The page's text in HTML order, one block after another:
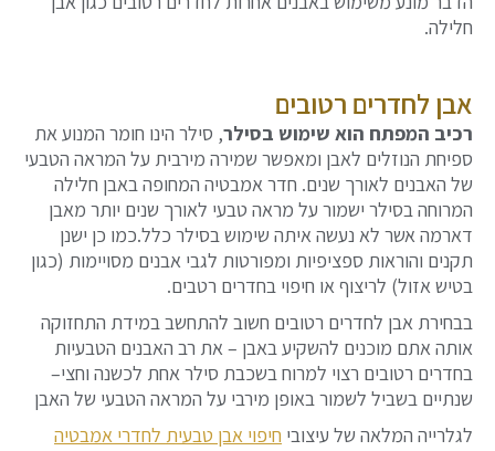
חלילה.
אבן לחדרים רטובים
רכיב המפתח הוא שימוש בסילר, סילר הינו חומר המנוע את
ספיחת הנוזלים לאבן ומאפשר שמירה מירבית על המראה הטבעי
של האבנים לאורך שנים. חדר אמבטיה המחופה באבן חלילה
המרוחה בסילר ישמור על מראה טבעי לאורך שנים יותר מאבן
דארמה אשר לא נעשה איתה שימוש בסילר כלל.כמו כן ישנן
תקנים והוראות ספציפיות ומפורטות לגבי אבנים מסויימות (כגון
בטיש אזול) לריצוף או חיפוי בחדרים רטבים.
בבחירת אבן לחדרים רטובים חשוב להתחשב במידת התחזוקה
אותה אתם מוכנים להשקיע באבן – את רב האבנים הטבעיות
בחדרים רטובים רצוי למרוח בשכבת סילר אחת לכשנה וחצי–
שנתיים בשביל לשמור באופן מירבי על המראה הטבעי של האבן
לגלרייה המלאה של עיצובי חיפוי אבן טבעית לחדרי אמבטיה